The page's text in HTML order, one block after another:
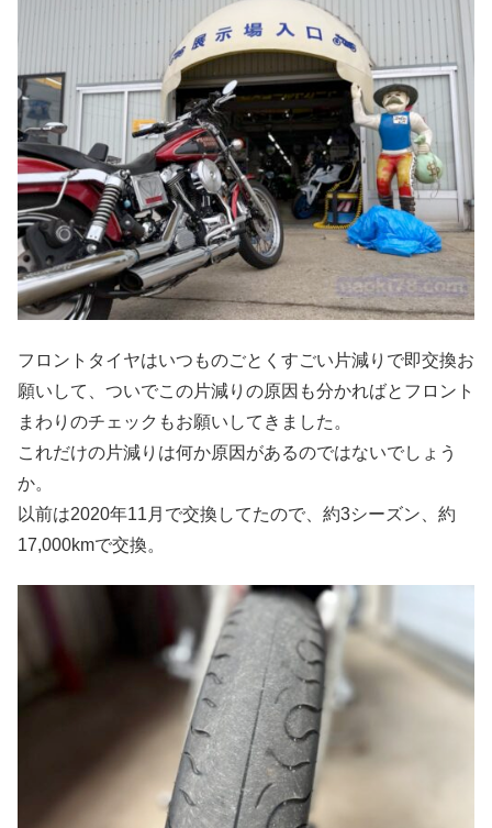
フロントタイヤはいつものごとくすごい片減りで即交換お
願いして、ついでこの片減りの原因も分かればとフロント
まわりのチェックもお願いしてきました。
これだけの片減りは何か原因があるのではないでしょう
か。
以前は2020年11月で交換してたので、約3シーズン、約
17,000kmで交換。